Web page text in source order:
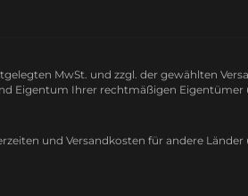
MwSt. und zzgl. der gewählten
Eigentum Ihrer rechtmäßigen Eigentümer
und Versandkosten für andere Länder